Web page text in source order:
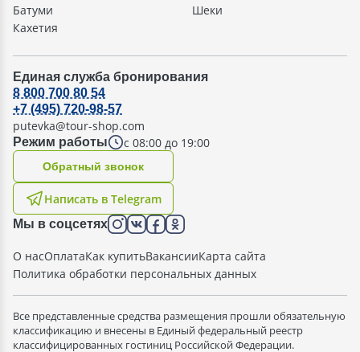
Батуми
Кахетия
Шеки
Единая служба бронирования
Режим работы с 08:00 до 19:00
8 800 700 80 54
+7 (495) 720-98-57
putevka@tour-shop.com
Написать в Telegram
Oбратный звонок
Мы в соцсетях
О насОплатаКак купитьВакансииКарта сайта
Политика обработки персональных данных
Все представленные средства размещения прошли обязательную
классификацию и внесены в Единый федеральный реестр
классифицированных гостиниц Российской Федерации.